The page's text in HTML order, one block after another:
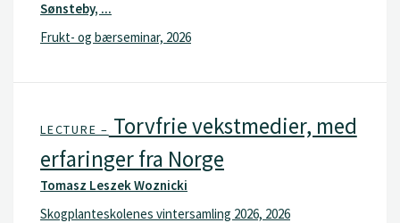
Sønsteby, ...
Frukt- og bærseminar, 2026
LECTURE – Torvfrie vekstmedier, med
erfaringer fra Norge
Tomasz Leszek Woznicki
Skogplanteskolenes vintersamling 2026, 2026